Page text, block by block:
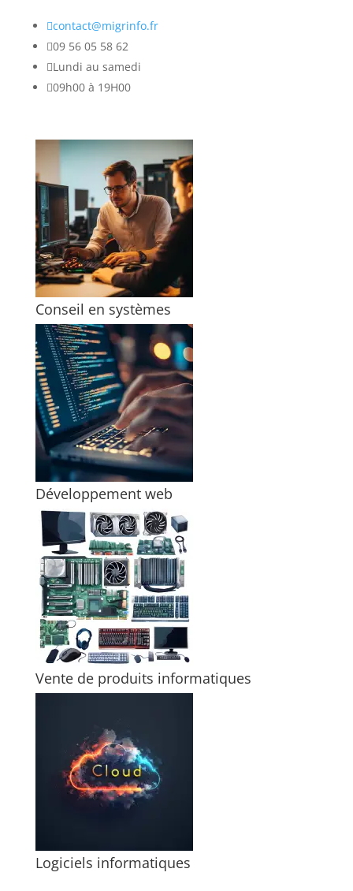
contact@migrinfo.fr
09 56 05 58 62
Lundi au samedi
09h00 à 19H00
Conseil en systèmes
Développement web
Vente de produits informatiques
Logiciels informatiques